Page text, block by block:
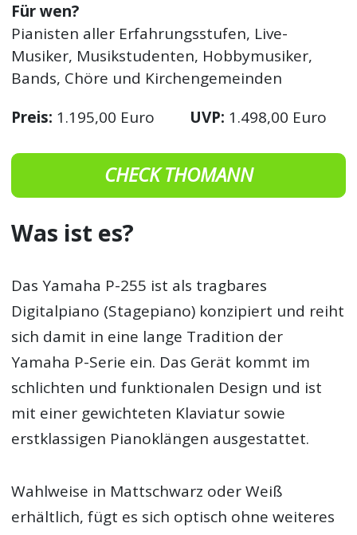
Für wen?
Pianisten aller Erfahrungsstufen, Live-
Musiker, Musikstudenten, Hobbymusiker,
Bands, Chöre und Kirchengemeinden
Preis: 1.195,00 Euro UVP: 1.498,00 Euro
CHECK THOMANN
Was ist es?
Das Yamaha P-255 ist als tragbares
Digitalpiano (Stagepiano) konzipiert und reiht
sich damit in eine lange Tradition der
Yamaha P-Serie ein. Das Gerät kommt im
schlichten und funktionalen Design und ist
mit einer gewichteten Klaviatur sowie
erstklassigen Pianoklängen ausgestattet.
Wahlweise in Mattschwarz oder Weiß
erhältlich, fügt es sich optisch ohne weiteres